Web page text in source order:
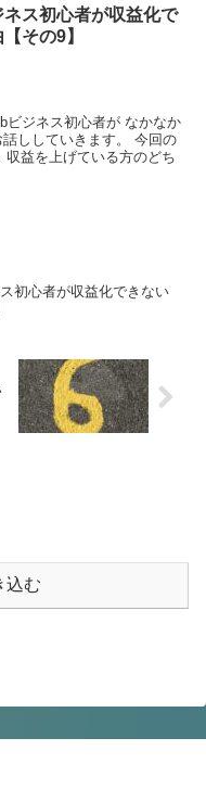
ス初心者が収益化で
その9】
ビジネス初心者が なかなか
ししていきます。 今回の
益を上げている方のどち
初心者が収益化できない
込む